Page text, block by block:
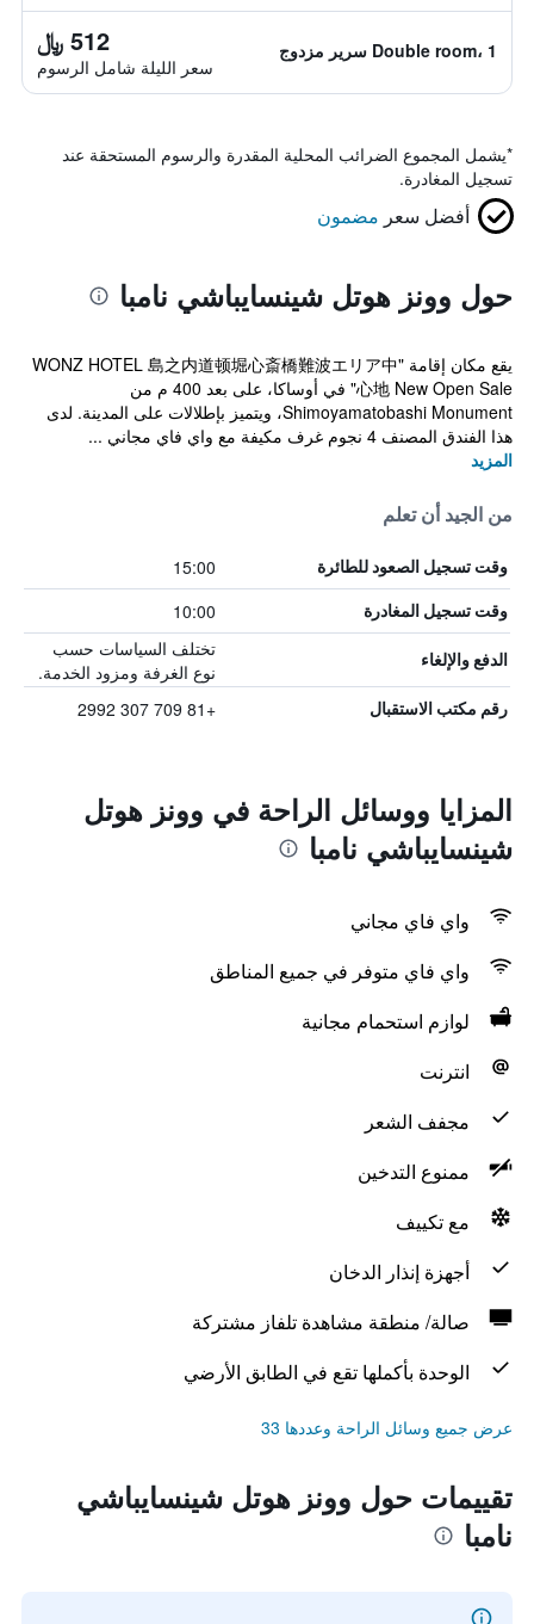
Double room، 1 سرير مزدوج 512 ﷼
سعر الليلة شامل الرسوم
*يشمل المجموع الضرائب المحلية المقدرة والرسوم المستحقة عند
تسجيل المغادرة.
أفضل سعر مضمون
حول وونز هوتل شينسايباشي نامبا
يقع مكان إقامة "WONZ HOTEL 島之内道顿堀心斎橋難波エリア中
心地 New Open Sale" في أوساكا، على بعد 400 م من
Shimoyamatobashi Monument، ويتميز بإطلالات على المدينة. لدى
هذا الفندق المصنف 4 نجوم غرف مكيفة مع واي فاي مجاني ...
المزيد
من الجيد أن تعلم
وقت تسجيل الصعود للطائرة 15:00
وقت تسجيل المغادرة 10:00
الدفع والإلغاء
تختلف السياسات حسب
نوع الغرفة ومزود الخدمة.
رقم مكتب الاستقبال +81 709 307 2992
المزايا ووسائل الراحة في وونز هوتل
شينسايباشي نامبا
واي فاي مجاني
واي فاي متوفر في جميع المناطق
لوازم استحمام مجانية
انترنت
مجفف الشعر
ممنوع التدخين
مع تكييف
أجهزة إنذار الدخان
صالة/ منطقة مشاهدة تلفاز مشتركة
الوحدة بأكملها تقع في الطابق الأرضي
عرض جميع وسائل الراحة وعددها 33
تقييمات حول وونز هوتل شينسايباشي
نامبا